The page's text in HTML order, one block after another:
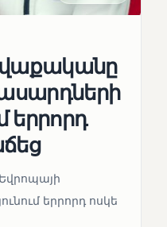
երրորդ
երրորդ ոսկե